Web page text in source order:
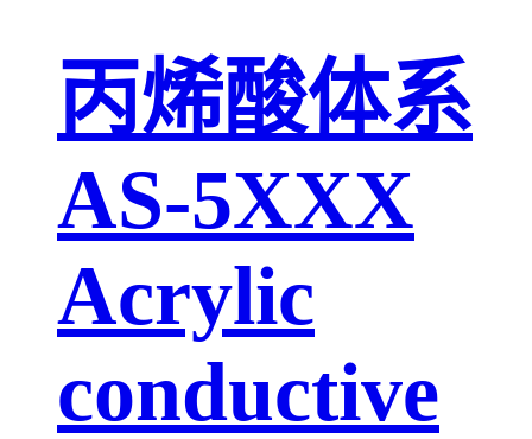
丙烯酸体系
AS-5XXX
Acrylic
conductive